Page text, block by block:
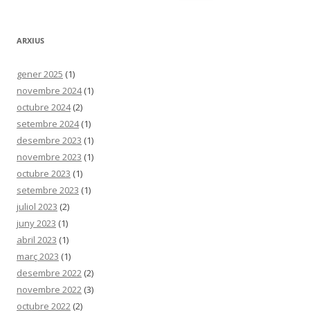
ARXIUS
gener 2025 (1)
novembre 2024(1)
octubre 2024(2)
setembre 2024(1)
desembre 2023 (1)
novembre 2023 (1)
octubre 2023 (1)
setembre 2023 (1)
juliol 2023 (2)
juny 2023 (1)
abril 2023 (1)
març 2023 (1)
desembre 2022 (2)
novembre 2022 (3)
octubre 2022 (2)